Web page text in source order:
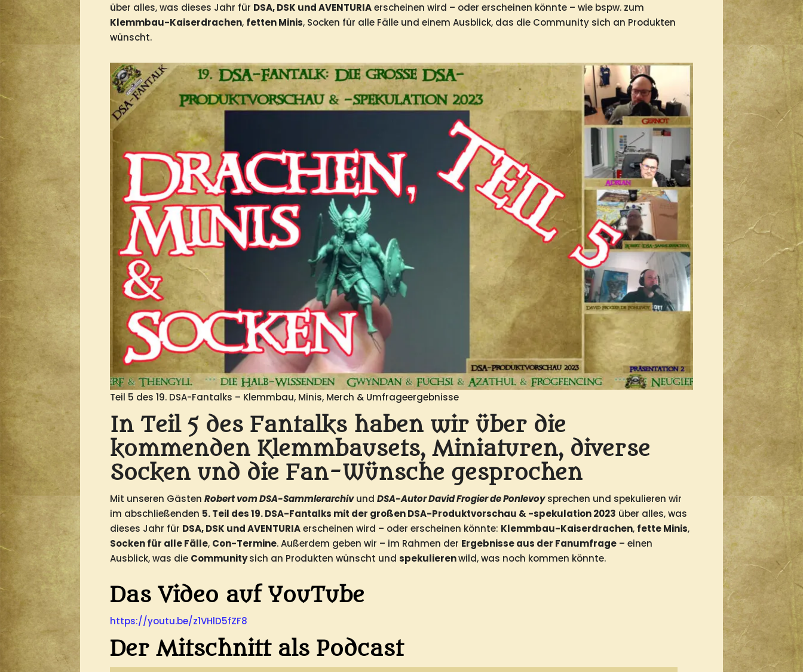
über alles, was dieses Jahr für DSA, DSK und AVENTURIAerscheinen wird – oder erscheinen könnte – wie bspw. zum
Klemmbau-Kaiserdrachen, fetten Minis, Socken für alle Fälle und einem Ausblick, das die Community sich an Produkten
wünscht.
Teil 5 des 19. DSA-Fantalks – Klemmbau, Minis, Merch & Umfrageergebnisse
In Teil 5 des Fantalks haben wir über die
kommenden Klemmbausets, Miniaturen, diverse
Socken und die Fan-Wünsche gesprochen
Mit unseren GästenRobert vom DSA-SammlerarchivundDSA-Autor David Frogier de Ponlevoysprechen und spekulieren wir
im abschließenden 5. Teil des 19. DSA-Fantalks mit der großen DSA-Produktvorschau & -spekulation 2023 über alles, was
dieses Jahr für DSA, DSK und AVENTURIAerscheinen wird – oder erscheinen könnte: Klemmbau-Kaiserdrachen, fette Minis,
Socken für alle Fälle, Con-Termine. Außerdem geben wir – im Rahmen der Ergebnisse aus der Fanumfrage – einen
Ausblick, was die Communitysich an Produkten wünscht undspekulierenwild, was noch kommen könnte.
Das Video auf YouTube
https://youtu.be/z1VHlD5fZF8
Der Mitschnitt als Podcast